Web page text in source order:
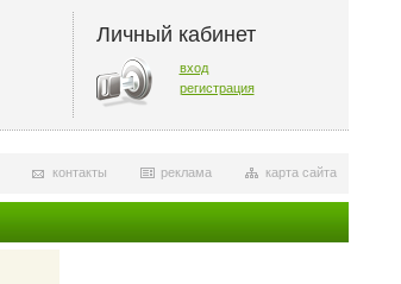
Личный кабинет
вход
регистрация
карта сайта
реклама
контакты